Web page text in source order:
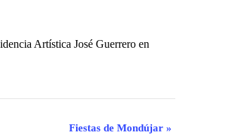
Artística José Guerrero en
Fiestas de Mondújar »